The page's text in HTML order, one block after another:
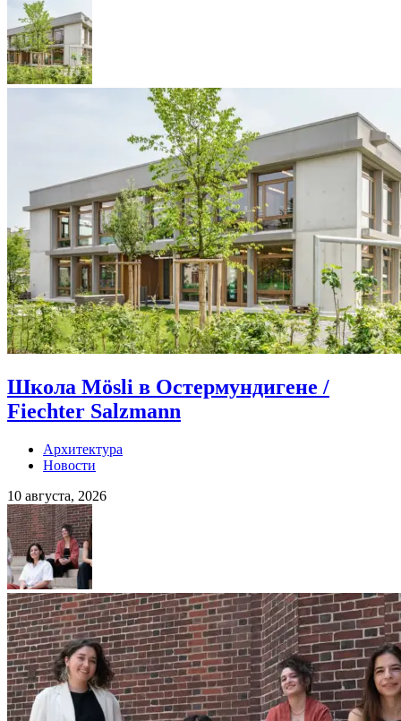
Школа Mösli в Остермундигене /
Fiechter Salzmann
Архитектура
Новости
10 августа, 2026